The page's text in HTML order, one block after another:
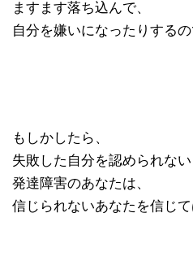
ますます落ち込んで、
自分を嫌いになったりする
もしかしたら、
失敗した自分を認められない
発達障害のあなたは、
信じられないあなたを信じ